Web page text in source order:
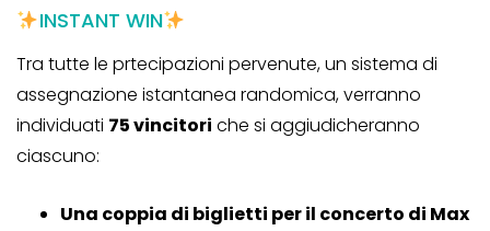
INSTANT WIN
Tra tutte le prtecipazioni pervenute, un sistema di
assegnazione istantanea randomica, verranno
individuati 75 vincitori che si aggiudicheranno
ciascuno:
Una coppia di biglietti per il concerto di Max